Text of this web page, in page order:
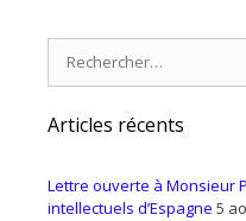
Articles récents
Lettre ouverte à Monsieur
intellectuels d’Espagne 5